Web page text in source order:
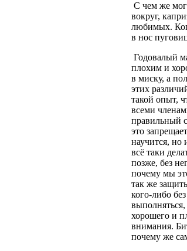
С чем же
вокруг,
любимых.
в нос
Годовалый
плохим и
в миску, а
этих
такой опыт,
всеми
правильный
это
научится, но
всё таки
позже, без
почему мы
так же
кого-либо
хорошего и
внимания.
почему же